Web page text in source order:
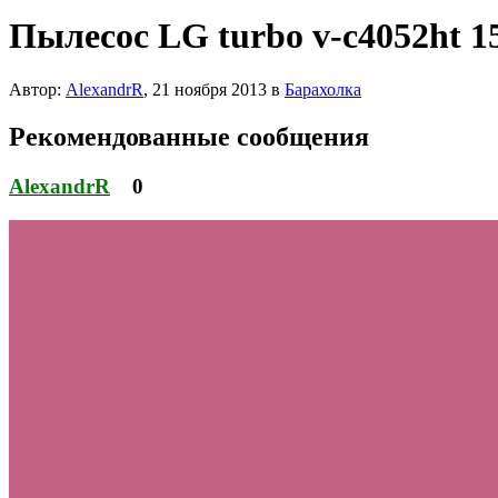
Пылесос LG turbo v-c4052ht
Автор: AlexandrR, 21 ноября 2013 в Барахолка
Рекомендованные сообщения
AlexandrR 0